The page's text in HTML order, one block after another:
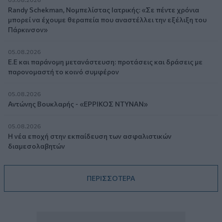
Randy Schekman, Νομπελίστας Ιατρικής: «Σε πέντε χρόνια
μπορεί να έχουμε θεραπεία που αναστέλλει την εξέλιξη του
Πάρκινσον»
05.08.2026
Ε.Ε και παράνομη μετανάστευση: προτάσεις και δράσεις με
παρονομαστή το κοινό συμφέρον
05.08.2026
Αντώνης Βουκλαρής - «ΕΡΡΙΚΟΣ ΝΤΥΝΑΝ»
05.08.2026
Η νέα εποχή στην εκπαίδευση των ασφαλιστικών
διαμεσολαβητών
ΠΕΡΙΣΣΟΤΕΡΑ